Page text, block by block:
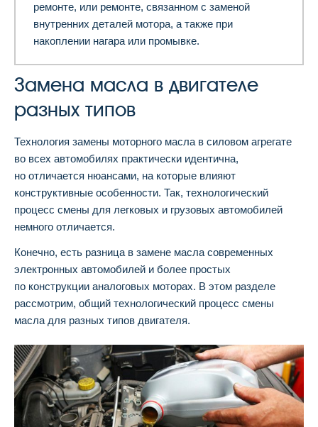
ремонте, или ремонте, связанном с заменой
внутренних деталей мотора, а также при
накоплении нагара или промывке.
Замена масла в двигателе
разных типов
Технология замены моторного масла в силовом агрегате
во всех автомобилях практически идентична,
но отличается нюансами, на которые влияют
конструктивные особенности. Так, технологический
процесс смены для легковых и грузовых автомобилей
немного отличается.
Конечно, есть разница в замене масла современных
электронных автомобилей и более простых
по конструкции аналоговых моторах. В этом разделе
рассмотрим, общий технологический процесс смены
масла для разных типов двигателя.